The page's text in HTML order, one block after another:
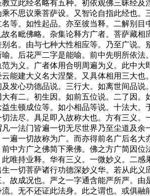
此经名略有五种。初依观佛三昧经及
不思议乘菩萨设。又智论自指此经也
等。如性起品。亦至彼当释。二解别
名毗佛略。杂集论释方广者。菩萨藏
名。由与七种大性相应等。乃至广说
。后花严二字是能喻。前中先明所依
为义。广者体用合明周遍为义。此中
能建大义名大涅槃。又具体相用三大
发心功德品说。三行大。如离世间品
有二。初生因。如前五位说。二了因
生顿成位等。如小相品等说。十法大
法尽。具足即入故称大也。方有三义
一法门皆遍一切无尽世界乃至尘道及
遍一切故称为广。而亦得前名广后名
中方广之佛简下乘佛。佛之方广简因
唯持业释。华有三义。一微妙义。二
一切菩萨诸行功德深妙义华。若从此
故成况也。严之一字通含能严所严。
。无不还证此法身。此之谓也。或俱